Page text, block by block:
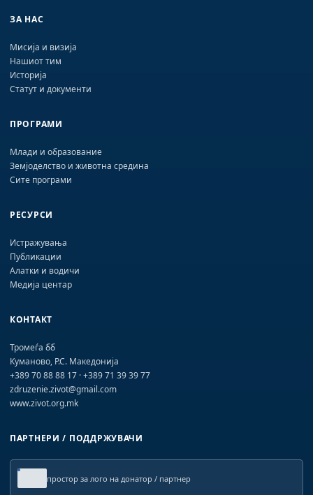
ЗА НАС
Мисија и визија
Нашиот тим
Историја
Статут и документи
ПРОГРАМИ
Млади и образование
Земјоделство и животна средина
Сите програми
РЕСУРСИ
Истражувања
Публикации
Алатки и водичи
Медија центар
КОНТАКТ
Тромеѓа бб
Куманово, Р.С. Македонија
+389 70 88 88 17 · +389 71 39 39 77
zdruzenie.zivot@gmail.com
www.zivot.org.mk
ПАРТНЕРИ / ПОДДРЖУВАЧИ
простор за лого на донатор / партнер